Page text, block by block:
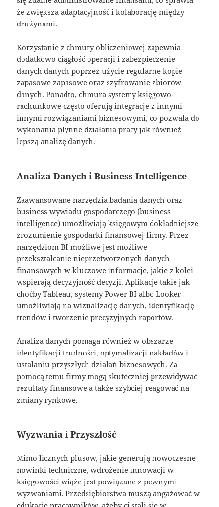
że zwiększa adaptacyjność i kolaborację między
drużynami.
Korzystanie z chmury obliczeniowej zapewnia
dodatkowo ciągłość operacji i zabezpieczenie
danych danych poprzez użycie regularne kopie
zapasowe zapasowe oraz szyfrowanie zbiorów
danych. Ponadto, chmura systemy księgowo-
rachunkowe często oferują integracje z innymi
innymi rozwiązaniami biznesowymi, co pozwala do
wykonania płynne działania pracy jak również
lepszą analizę danych.
Analiza Danych i Business Intelligence
Zaawansowane narzędzia badania danych oraz
business wywiadu gospodarczego (business
intelligence) umożliwiają księgowym dokładniejsze
zrozumienie gospodarki finansowej firmy. Przez
narzędziom BI możliwe jest możliwe
przekształcanie nieprzetworzonych danych
finansowych w kluczowe informacje, jakie z kolei
wspierają decyzyjność decyzji. Aplikacje takie jak
choćby Tableau, systemy Power BI albo Looker
umożliwiają na wizualizację danych, identyfikację
trendów i tworzenie precyzyjnych raportów.
Analiza danych pomaga również w obszarze
identyfikacji trudności, optymalizacji nakładów i
ustalaniu przyszłych działań biznesowych. Za
pomocą temu firmy mogą skuteczniej przewidywać
rezultaty finansowe a także szybciej reagować na
zmiany rynkowe.
Wyzwania i Przyszłość
Mimo licznych plusów, jakie generują nowoczesne
nowinki techniczne, wdrożenie innowacji w
księgowości wiąże jest powiązane z pewnymi
wyzwaniami. Przedsiębiorstwa muszą angażować w
edukację pracowników, ażeby ci stali się w